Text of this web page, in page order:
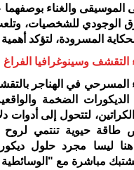
الموسيقى والغناء
الوجودي للشخصيات،
المسرودة، لتؤكد
وسينوغرافيا الفراغ
المسرحي في الهناجر
الضخمة
لتتحول إلى أدوات
طاقة حيوية تنتمي لروح
هنا ليسا مجرد حلول
مباشرة مع